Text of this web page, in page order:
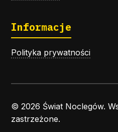
Informacje
Polityka prywatności
© 2026 Świat Noclegów.
zastrzeżone.